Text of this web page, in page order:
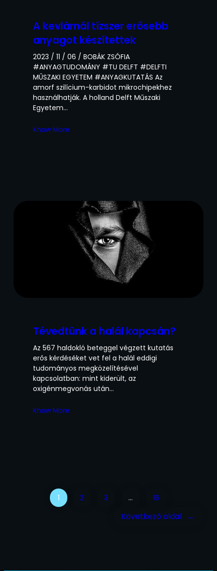
A kevlárnál tízszer erősebb
anyagot készítettek
2023 / 11 / 06 / BOBÁK ZSÓFIA
#ANYAGTUDOMÁNY #TU DELFT #DELFTI
MŰSZAKI EGYETEM #ANYAGKUTATÁS Az
amorf szilícium-karbidot mikrochipekhez
használhatják. A holland Delft Műszaki
Egyetem…
Know More
Tévedtünk a halál kapcsán?
Az 567 haldokló beteggel végzett kutatás
erős kérdéséket vet fel a halál eddigi
tudományos megközelítésével
kapcsolatban: mint kiderült, az
oxigénmegvonás után…
Know More
1 2 3 … 16
Következő oldal →